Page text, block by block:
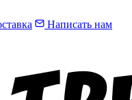
Написать нам